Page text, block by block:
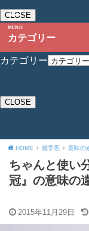
MENU
CLOSE
カテゴリー
カテゴリー
CLOSE
HOME 雑学系 意味の
ちゃんと使い
冠』の意味の
2015年11月29日